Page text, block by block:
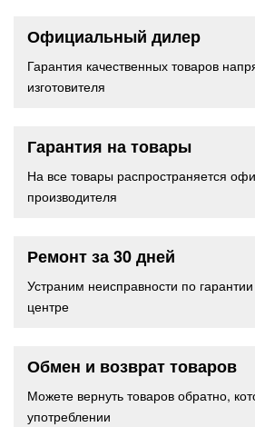
Официальный дилер
Гарантия качественных товаров
изготовителя
Гарантия на товары
На все товары распространяется
производителя
Ремонт за 30 дней
Устраним неисправности по
центре
Обмен и возврат товаров
Можете вернуть товаров обратно,
употреблении